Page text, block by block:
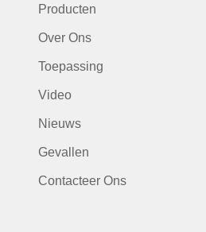
Producten
Over Ons
Toepassing
Video
Nieuws
Gevallen
Contacteer Ons